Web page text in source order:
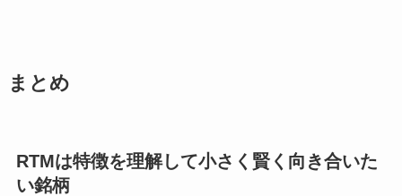
まとめ
RTMは特徴を理解して小さく賢く向き合いた
い銘柄